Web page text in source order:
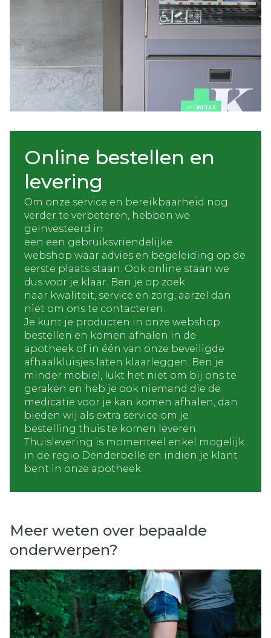
Online bestellen en
levering
Om onze service en bereikbaarheid nog
verder te verbeteren, hebben we
geïnvesteerd in
een een gebruiksvriendelijke
webshop waar advies en begeleiding op de
eerste plaats staan. Ook online staan we
dus voor je klaar. Ben je op zoek
naar kwaliteit, service en zorg, aarzel dan
niet om ons te contacteren.
Je kunt je producten in onze webshop
bestellen en komen afhalen in de
apotheek of in één van onze beveiligde
afhaalkluisjes laten klaarleggen. Ben je
minder mobiel, lukt het niet om bij ons te
geraken en heb je ook niemand die de
medicatie voor je kan komen afhalen, dan
bieden wij als extra service om je
bestelling thuis te komen leveren.
Thuislevering is momenteel enkel mogelijk
in de regio Denderbelle en indien je klant
bent in onze apotheek.
Meer weten over bepaalde
onderwerpen?